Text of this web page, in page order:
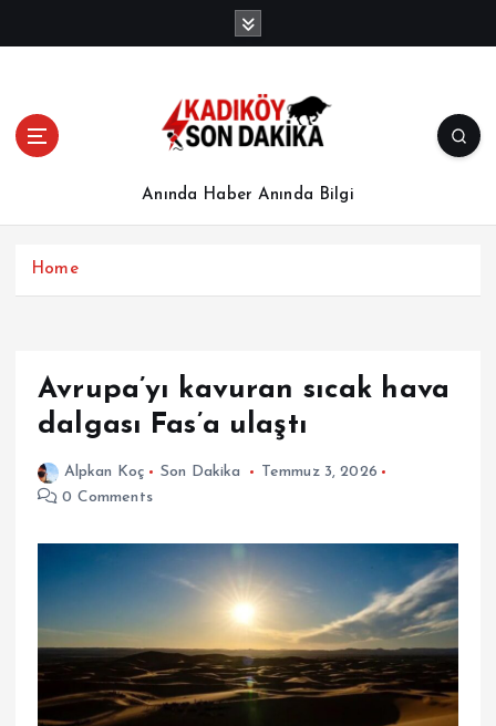
Anında Haber Anında Bilgi
Home
Avrupa’yı kavuran sıcak hava
dalgası Fas’a ulaştı
Alpkan Koç Son Dakika
Temmuz 3, 2026
0 Comments